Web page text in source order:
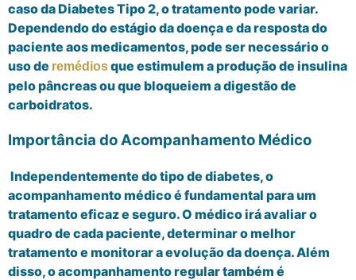
caso da Diabetes Tipo 2, o tratamento pode variar.
Dependendo do estágio da doença e da resposta do
paciente aos medicamentos, pode ser necessário o
uso de remédiosque estimulem a produção de insulina
pelo pâncreas ou que bloqueiem a digestão de
carboidratos.
Importância do Acompanhamento Médico
Independentemente do tipo de diabetes, o
acompanhamento médico é fundamental para um
tratamento eficaz e seguro. O médico irá avaliar o
quadro de cada paciente, determinar o melhor
tratamento e monitorar a evolução da doença. Além
disso, o acompanhamento regular também é